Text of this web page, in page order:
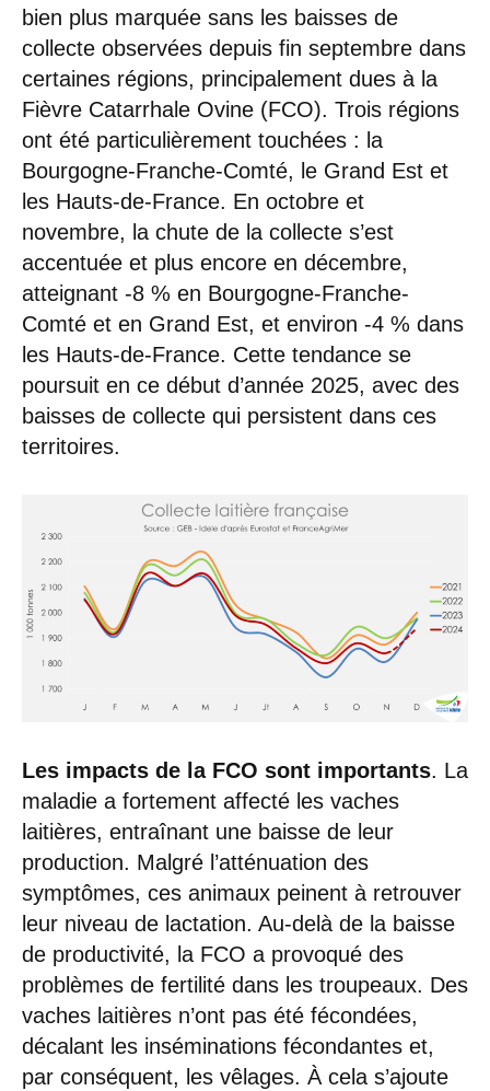
bien plus marquée sans les baisses de
collecte observées depuis fin septembre dans
certaines régions, principalement dues à la
Fièvre Catarrhale Ovine (FCO). Trois régions
ont été particulièrement touchées : la
Bourgogne-Franche-Comté, le Grand Est et
les Hauts-de-France. En octobre et
novembre, la chute de la collecte s’est
accentuée et plus encore en décembre,
atteignant -8 % en Bourgogne-Franche-
Comté et en Grand Est, et environ -4 % dans
les Hauts-de-France. Cette tendance se
poursuit en ce début d’année 2025, avec des
baisses de collecte qui persistent dans ces
territoires.
Les impacts de la FCO sont importants. La
maladie a fortement affecté les vaches
laitières, entraînant une baisse de leur
production. Malgré l’atténuation des
symptômes, ces animaux peinent à retrouver
leur niveau de lactation. Au-delà de la baisse
de productivité, la FCO a provoqué des
problèmes de fertilité dans les troupeaux. Des
vaches laitières n’ont pas été fécondées,
décalant les inséminations fécondantes et,
par conséquent, les vêlages. À cela s’ajoute